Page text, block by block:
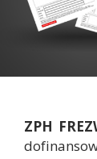
ZPH